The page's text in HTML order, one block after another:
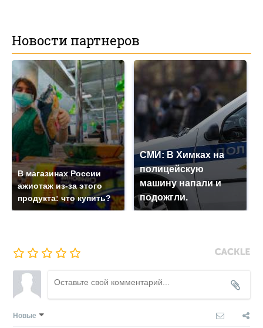
Новости партнеров
В магазинах России
ажиотаж из-за этого
продукта: что купить?
СМИ: В Химках на
полицейскую
машину напали и
подожгли.
Новые